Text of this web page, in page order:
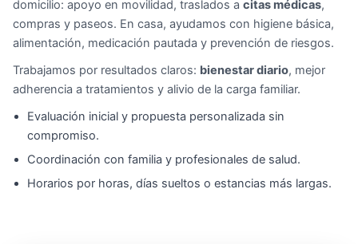
domicilio: apoyo en movilidad, traslados a citas médicas,
compras y paseos. En casa, ayudamos con higiene básica,
alimentación, medicación pautada y prevención de riesgos.
Trabajamos por resultados claros: bienestar diario, mejor
adherencia a tratamientos y alivio de la carga familiar.
Evaluación inicial y propuesta personalizada sin
compromiso.
Coordinación con familia y profesionales de salud.
Horarios por horas, días sueltos o estancias más largas.